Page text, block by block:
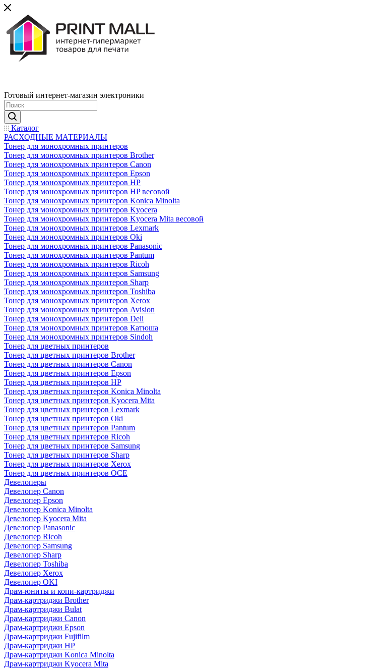
Готовый интернет-магазин электроники
Каталог
РАСХОДНЫЕ МАТЕРИАЛЫ
Тонер для монохромных принтеров
Тонер для монохромных принтеров Brother
Тонер для монохромных принтеров Canon
Тонер для монохромных принтеров Epson
Тонер для монохромных принтеров HP
Тонер для монохромных принтеров HP весовой
Тонер для монохромных принтеров Konica Minolta
Тонер для монохромных принтеров Kyocera
Тонер для монохромных принтеров Kyocera Mita весовой
Тонер для монохромных принтеров Lexmark
Тонер для монохромных принтеров Oki
Тонер для монохромных принтеров Panasonic
Тонер для монохромных принтеров Pantum
Тонер для монохромных принтеров Ricoh
Тонер для монохромных принтеров Samsung
Тонер для монохромных принтеров Sharp
Тонер для монохромных принтеров Toshiba
Тонер для монохромных принтеров Xerox
Тонер для монохромных принтеров Avision
Тонер для монохромных принтеров Deli
Тонер для монохромных принтеров Катюша
Тонер для монохромных принтеров Sindoh
Тонер для цветных принтеров
Тонер для цветных принтеров Brother
Тонер для цветных принтеров Canon
Тонер для цветных принтеров Epson
Тонер для цветных принтеров HP
Тонер для цветных принтеров Konica Minolta
Тонер для цветных принтеров Kyocera Mita
Тонер для цветных принтеров Lexmark
Тонер для цветных принтеров Oki
Тонер для цветных принтеров Pantum
Тонер для цветных принтеров Ricoh
Тонер для цветных принтеров Samsung
Тонер для цветных принтеров Sharp
Тонер для цветных принтеров Xerox
Тонер для цветных принтеров OCE
Девелоперы
Девелопер Canon
Девелопер Epson
Девелопер Konica Minolta
Девелопер Kyocera Mita
Девелопер Panasonic
Девелопер Ricoh
Девелопер Samsung
Девелопер Sharp
Девелопер Toshiba
Девелопер Xerox
Девелопер OKI
Драм-юниты и копи-картриджи
Драм-картриджи Brother
Драм-картриджи Bulat
Драм-картриджи Canon
Драм-картриджи Epson
Драм-картриджи Fujifilm
Драм-картриджи HP
Драм-картриджи Konica Minolta
Драм-картриджи Kyocera Mita